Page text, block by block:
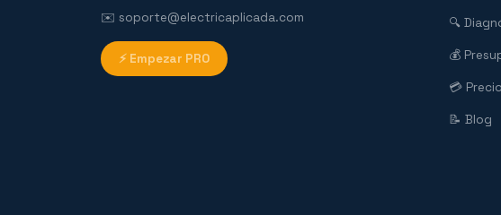
✉️ soporte@electricaplicada.com
⚡ Empezar PRO
🔍
💰
💳
📝 Blog